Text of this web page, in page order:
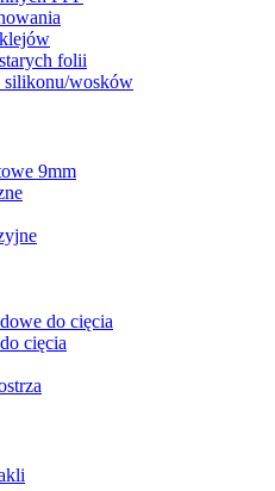
folii
silikonu/wosków
9mm
do cięcia
cięcia